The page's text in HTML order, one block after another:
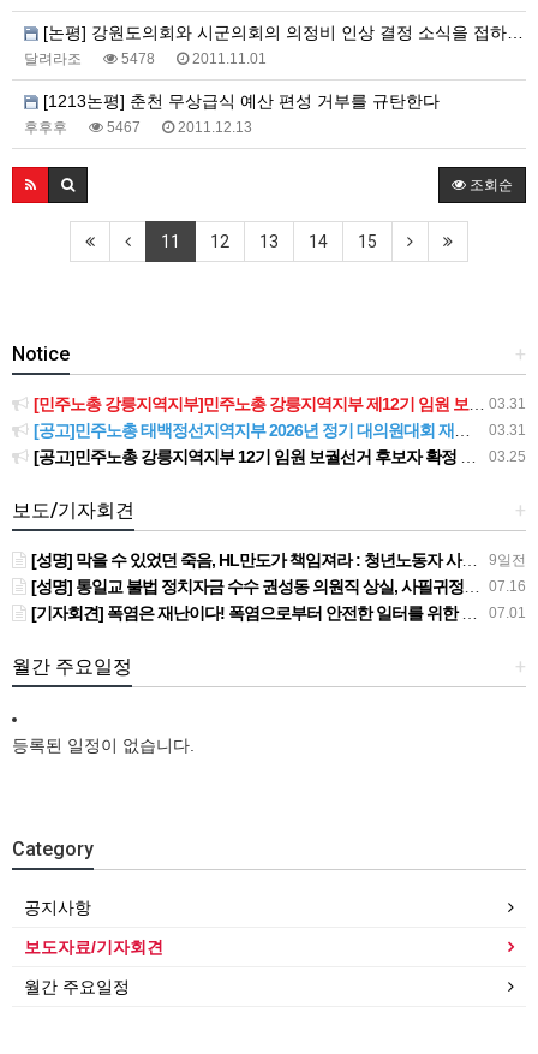
[논평] 강원도의회와 시군의회의 의정비 인상 결정 소식을 접하며,
달려라조 5478 2011.11.01
[1213논평] 춘천 무상급식 예산 편성 거부를 규탄한다
후후후 5467 2011.12.13
조회순
11 12 13 14 15
+
Notice
03.31
[민주노총 강릉지역지부]민주노총 강릉지역지부 제12기 임원 보궐선거결과 공고
03.31
[공고]민주노총 태백정선지역지부 2026년 정기 대의원대회 재소집 건
03.25
[공고]민주노총 강릉지역지부 12기 임원 보궐선거 후보자 확정 공고
+
보도/기자회견
9일전
[성명] 막을 수 있었던 죽음, HL만도가 책임져라 : 청년노동자 사망사고의 철저한 진상규명과 재발방지 대책 마련하라
07.16
[성명] 통일교 불법 정치자금 수수 권성동 의원직 상실, 사필귀정이다
07.01
[기자회견] 폭염은 재난이다! 폭염으로부터 안전한 일터를 위한 민주노총 강원지역본부 폭염감시단 선포 기자회견
+
월간 주요일정
등록된 일정이 없습니다.
Category
공지사항
보도자료/기자회견
월간 주요일정